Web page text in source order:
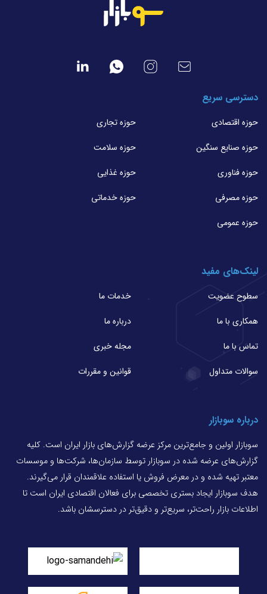
دسترسی سریع
حوزه اقتصادی
حوزه تجاری
حوزه صنایع سنگین
حوزه سلامت
حوزه فناوری
حوزه غذایی
حوزه مصرفی
حوزه خدماتی
حوزه عمومی
لینک‌های مفید
سطوح عضویت
خدمات ما
همکاری با ما
درباره ما
تماس با ما
مجله خبری
سوالات متداول
قوانین و مقررات
درباره سوبازار
سوبازار اولین و جامع‌ترین مرکز عرضه گزارش‌های بازار ایران است. کلیه
گزارش‌های عرضه شده در سوبازار توسط سازمان‌ها، شرکت‌ها و موسسات
معتبر تهیه شده و در معرض فروش یا استفاده علاقمندان قرار می‌گیرند.
هدف سوبازار ایجاد بستری تخصصی برای فعالان اقتصادی ایران است تا
اطلاعات بازار راحت‌تر، سریع‌تر و دقیق‌تر در دسترسشان باشد.